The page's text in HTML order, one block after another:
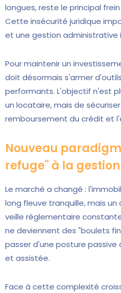
longues, reste le principal
Cette insécurité juridique
et une gestion administrative
Pour maintenir un
doit désormais s'armer
performants. L'objectif n'est
un locataire, mais de
remboursement du crédit et
Nouveau
refuge" à la
Le marché a changé :
long fleuve tranquille, mais
veille réglementaire
ne deviennent des "boulets
passer d'une posture passive
et assistée.
Face à cette complexité